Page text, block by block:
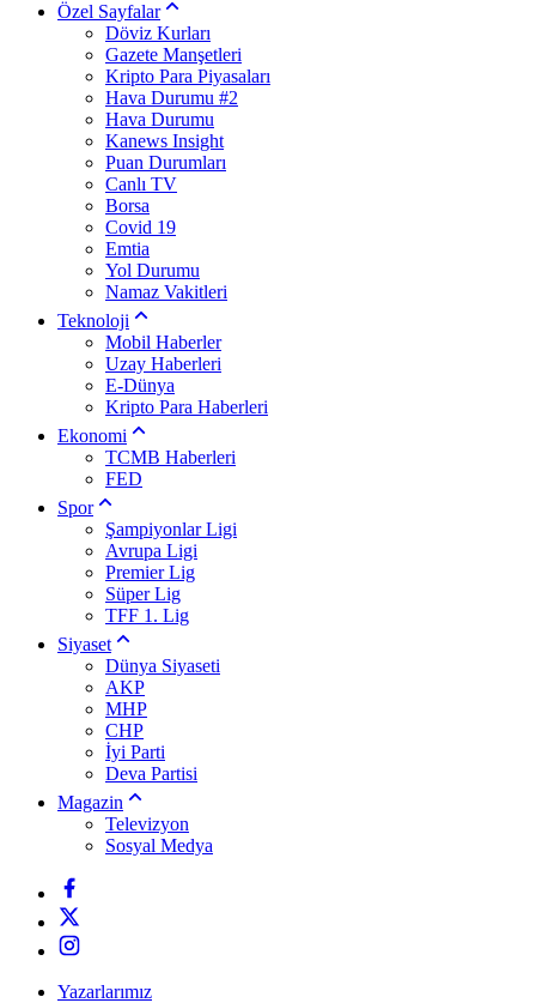
Özel Sayfalar
Döviz Kurları
Gazete Manşetleri
Kripto Para Piyasaları
Hava Durumu #2
Hava Durumu
Kanews Insight
Puan Durumları
Canlı TV
Borsa
Covid 19
Emtia
Yol Durumu
Namaz Vakitleri
Teknoloji
Mobil Haberler
Uzay Haberleri
E-Dünya
Kripto Para Haberleri
Ekonomi
TCMB Haberleri
FED
Spor
Şampiyonlar Ligi
Avrupa Ligi
Premier Lig
Süper Lig
TFF 1. Lig
Siyaset
Dünya Siyaseti
AKP
MHP
CHP
İyi Parti
Deva Partisi
Magazin
Televizyon
Sosyal Medya
Yazarlarımız